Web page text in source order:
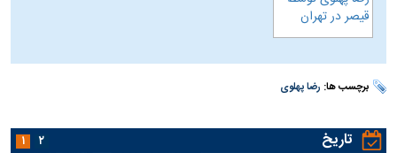
برچسب ها: رضا پهلوی
تاریخ ۱ ۲